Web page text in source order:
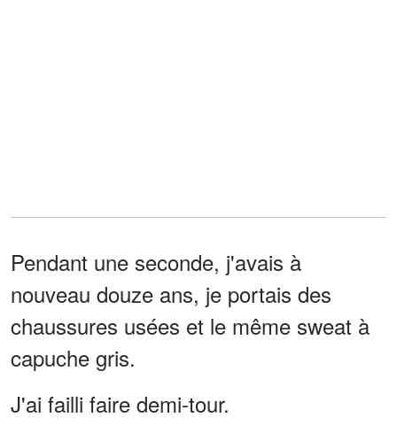
Pendant une seconde, j'avais à
nouveau douze ans, je portais des
chaussures usées et le même sweat à
capuche gris.
J'ai failli faire demi-tour.